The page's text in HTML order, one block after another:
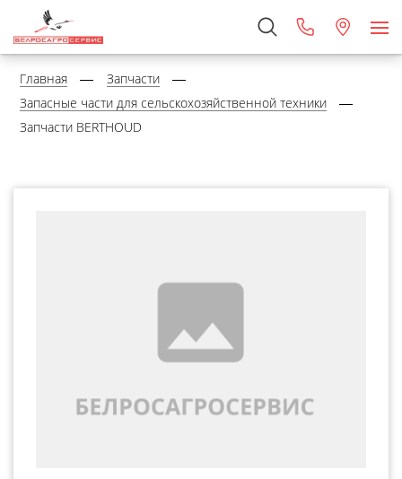
Главная
Запчасти
Запасные части для сельскохозяйственной техники
Запчасти BERTHOUD